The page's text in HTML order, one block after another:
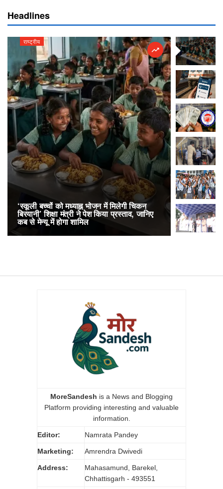
Headlines
राष्ट्रीय
‘स्कूली बच्चों को मध्याह्न भोजन में मिलेगी चिकन
बिरयानी’ शिक्षा मंत्री ने पेश किया प्रस्ताव, जानिए
कब से मेन्यू में होगा शामिल
राष्ट्रीय
RailOne
लोकप्रिय,
अनारक्षित
MoreSandesh is a News and Blogging
Platform providing interesting and valuable
information.
Editor: Namrata Pandey
Marketing: Amrendra Dwivedi
Address:
Mahasamund, Barekel,
Chhattisgarh - 493551